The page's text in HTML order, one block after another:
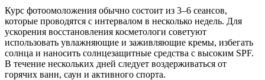
Курс фотоомоложения обычно состоит из 3–6 сеансов,
которые проводятся с интервалом в несколько недель. Для
ускорения восстановления косметологи советуют
использовать увлажняющие и заживляющие кремы, избегать
солнца и наносить солнцезащитные средства с высоким SPF.
В течение нескольких дней следует воздерживаться от
горячих ванн, саун и активного спорта.